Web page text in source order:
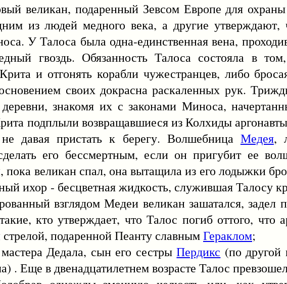
великан, подаренный Зевсом Европе для
из людей медного века, а другие утверждают,
У Талоса была одна-единственная вена,
гвоздь. Обязанность Талоса состояла в
и отгонять корабли чужестранцев, либо
своих докрасна раскаленных рук.
знакомя их с законами Миноса,
подплыли возвращавшиеся из Колхиды
давая пристать к берегу. Волшебница Медея,
его бессмертным, если он пригубит ее
великан спал, она вытащила из его лодыжки
ихор - бесцветная жидкость, служившая Талосу
взглядом Медеи великан зашатался, задел
кто утверждает, что Талос погиб оттого, что
подаренной Пеанту славнымГераклом;
Дедала, сын его сестрыПердикс (по другой
. Еще в двенадцатилетнем возрасте Талос